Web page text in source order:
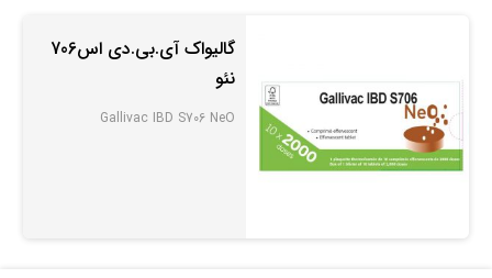
گالیواک آی.بی.دی اس706
نئو
Gallivac IBD S706 NeO